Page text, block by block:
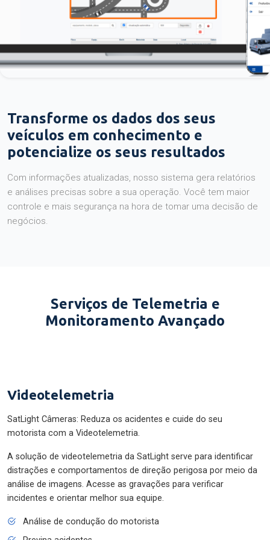
Transforme os dados dos seus
veículos em conhecimento e
potencialize os seus resultados
Com informações atualizadas, nosso sistema gera relatórios
e análises precisas sobre a sua operação. Você tem maior
controle e mais segurança na hora de tomar uma decisão de
negócios.
Serviços de Telemetria e
Monitoramento Avançado
Videotelemetria
SatLight Câmeras: Reduza os acidentes e cuide do seu
motorista com a Videotelemetria.
A solução de videotelemetria da SatLight serve para identificar
distrações e comportamentos de direção perigosa por meio da
análise de imagens. Acesse as gravações para verificar
incidentes e orientar melhor sua equipe.
Análise de condução do motorista